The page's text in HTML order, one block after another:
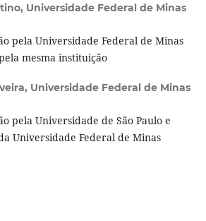
Universidade Federal de Minas
pela Universidade Federal de Minas
mesma instituição
Universidade Federal de Minas
pela Universidade de São Paulo e
Universidade Federal de Minas